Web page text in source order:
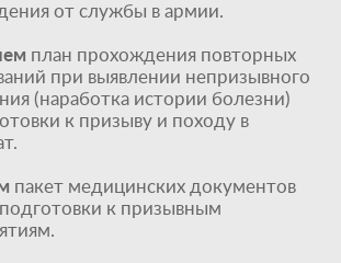
от службы в армии.
план прохождения повторных
при выявлении непризывного
(наработка истории болезни)
к призыву и походу в
пакет медицинских документов
к призывным